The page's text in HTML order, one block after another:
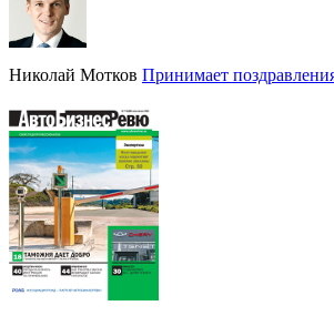
Николай Мотков Принимает